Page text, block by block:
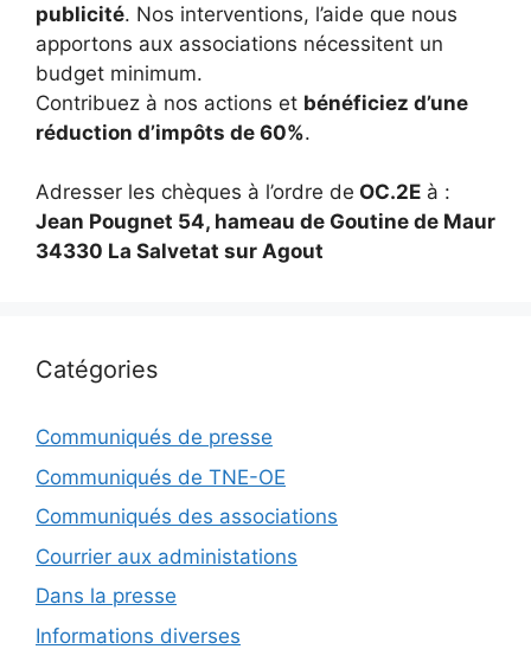
publicité. Nos interventions, l’aide que nous
apportons aux associations nécessitent un
budget minimum.
Contribuez à nos actions et bénéficiez d’une
réduction d’impôts de 60%.
Adresser les chèques à l’ordre de OC.2E à :
Jean Pougnet 54, hameau de Goutine de Maur
34330 La Salvetat sur Agout
Catégories
Communiqués de presse
Communiqués de TNE-OE
Communiqués des associations
Courrier aux administations
Dans la presse
Informations diverses